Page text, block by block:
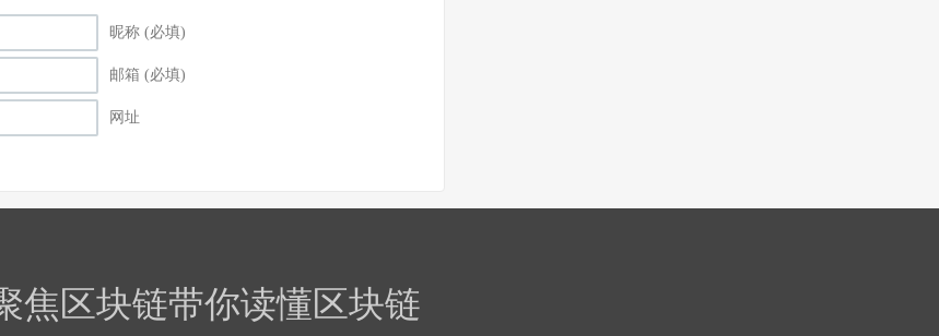
昵称 (必填)
邮箱 (必填)
网址
焦区块链带你读懂区块链